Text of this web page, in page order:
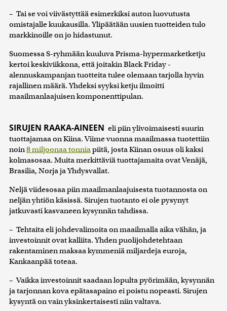
– Tai se voi viivästyttää esimerkiksi auton luovutusta
omistajalle kuukausilla. Ylipäätään uusien tuotteiden tulo
markkinoille on jo hidastunut.
Suomessa S-ryhmään kuuluva Prisma-hypermarketketju
kertoi keskiviikkona, että joitakin Black Friday -
alennuskampanjan tuotteita tulee olemaan tarjolla hyvin
rajallinen määrä. Yhdeksi syyksi ketju ilmoitti
maailmanlaajuisen komponenttipulan.
SIRUJEN RAAKA-AINEEN eli piin ylivoimaisesti suurin
tuottajamaa on Kiina. Viime vuonna maailmassa tuotettiin
noin8 miljoonaa tonniapiitä, josta Kiinan osuus oli kaksi
kolmasosaa. Muita merkittäviä tuottajamaita ovat Venäjä,
Brasilia, Norja ja Yhdysvallat.
Neljä viidesosaa piin maailmanlaajuisesta tuotannosta on
neljän yhtiön käsissä. Sirujen tuotanto ei ole pysynyt
jatkuvasti kasvaneen kysynnän tahdissa.
– Tehtaita eli johdevalimoita on maailmalla aika vähän, ja
investoinnit ovat kalliita. Yhden puolijohdetehtaan
rakentaminen maksaa kymmeniä miljardeja euroja,
Kankaanpää toteaa.
– Vaikka investoinnit saadaan lopulta pyörimään, kysynnän
ja tarjonnan kova epätasapaino ei poistu nopeasti. Sirujen
kysyntä on vain yksinkertaisesti niin valtava.